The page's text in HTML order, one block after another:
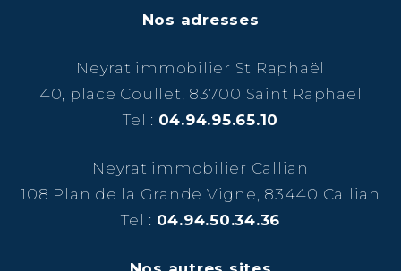
Nos adresses
Neyrat immobilier St Raphaël
40, place Coullet, 83700 Saint Raphaël
Tel : 04.94.95.65.10
Neyrat immobilier Callian
108 Plan de la Grande Vigne, 83440 Callian
Tel : 04.94.50.34.36